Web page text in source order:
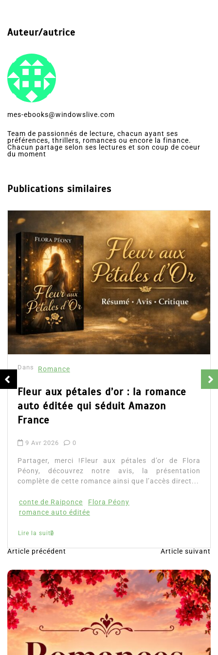
Auteur/autrice
mes-ebooks@windowslive.com
Team de passionnés de lecture, chacun ayant ses
préférences, thrillers, romances ou encore la finance.
Chacun partage selon ses lectures et son coup de coeur
du moment
Publications similaires
d’or : la romance
qui séduit Amazon
!Fleur aux pétales d’or de Flora
notre avis, la présentation
romance ainsi que l’accès direct...
Flora Péony
éditée
Dans
Collector
résumé
Partager,
ainsi que
N
a
v
i
g
a
t
Article précédent Article suivant